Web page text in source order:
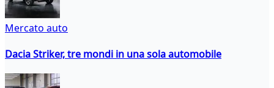
Mercato auto
Dacia Striker, tre mondi in una sola automobile